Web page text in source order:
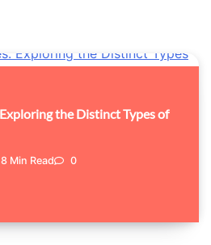
the Distinct Types of
8 Min Read 0